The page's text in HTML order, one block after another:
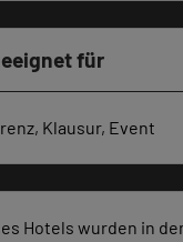
für
Klausur, Event
Hotels wurden in